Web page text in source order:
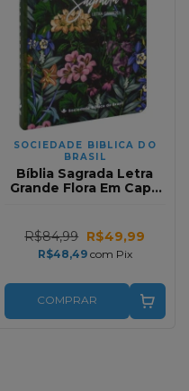
SOCIEDADE BIBLICA DO
BRASIL
Bíblia Sagrada Letra
Grande Flora Em Capa
R$84,99 R$49,99
R$48,49 com Pix
COMPRAR